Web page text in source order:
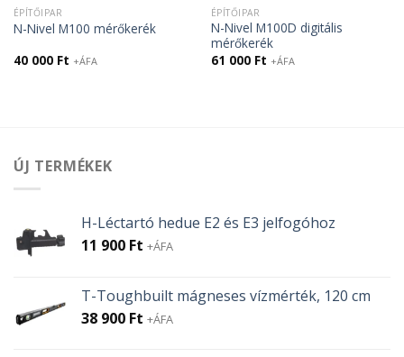
ÉPÍTŐIPAR
N-Nivel M100 mérőkerék
40 000 Ft +ÁFA
ÉPÍTŐIPAR
N-Nivel M100D digitális
mérőkerék
61 000 Ft +ÁFA
ÚJ TERMÉKEK
H-Léctartó hedue E2 és E3 jelfogóhoz
11 900 Ft +ÁFA
T-Toughbuilt mágneses vízmérték, 120 cm
38 900 Ft +ÁFA